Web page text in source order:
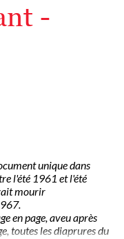
-
unique dans
l'été 1961 et l'été
mourir
en page, aveu après
toutes les diaprures du